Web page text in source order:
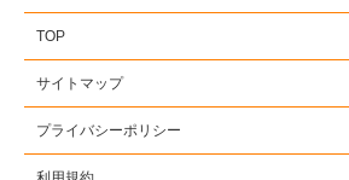
TOP
サイトマップ
プライバシーポリシー